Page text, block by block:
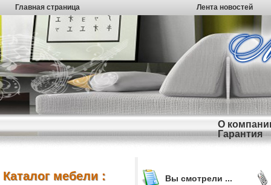
Главная страница Лента новостей
О
Гарантия
Каталог мебели : Вы смотрели ...